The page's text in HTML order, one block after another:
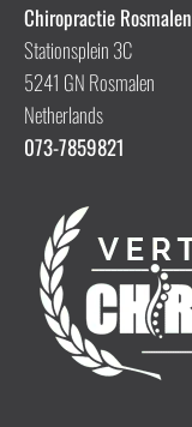
Chiropractie Rosmalen
Stationsplein 3C
5241 GN Rosmalen
Netherlands
073-7859821